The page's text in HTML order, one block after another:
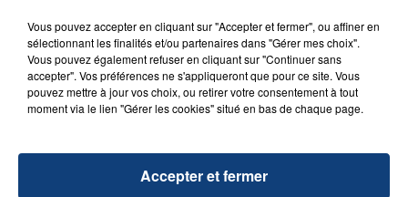
d'un liquide inflammable.
20 juillet 2026
UNE ADOLESCENTE DEVANT SE FAIRE
Vous pouvez accepter en cliquant sur "Accepter et fermer", ou affiner en
sélectionnant les finalités et/ou partenaires dans "Gérer mes choix".
Vous pouvez également refuser en cliquant sur "Continuer sans
accepter". Vos préférences ne s'appliqueront que pour ce site. Vous
pouvez mettre à jour vos choix, ou retirer votre consentement à tout
moment via le lien "Gérer les cookies" situé en bas de chaque page.
Accepter et fermer